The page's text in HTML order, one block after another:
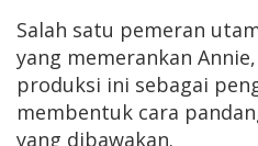
Salah satu pemeran
yang memerankan
produksi ini sebagai
membentuk cara
yang dibawakan.